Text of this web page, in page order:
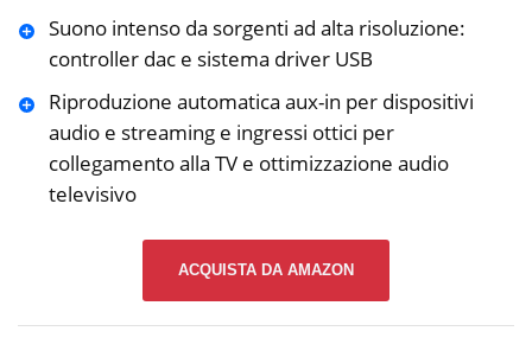
Suono intenso da sorgenti ad alta risoluzione:
controller dac e sistema driver USB
Riproduzione automatica aux-in per dispositivi
audio e streaming e ingressi ottici per
collegamento alla TV e ottimizzazione audio
televisivo
ACQUISTA DA AMAZON